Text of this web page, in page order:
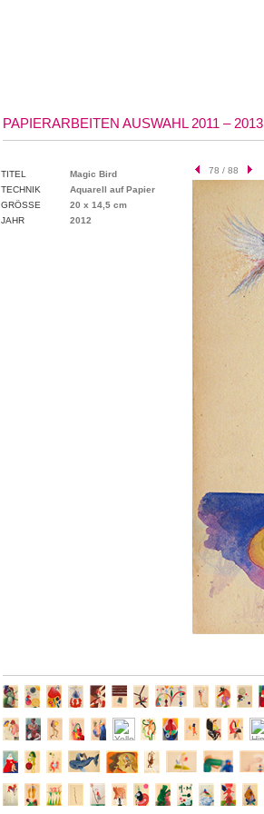
PAPIERARBEITEN AUSWAHL 2011 – 2013
TITEL
Magic Bird
TECHNIK
Aquarell auf Papier
GRÖSSE
20 x 14,5 cm
JAHR
2012
78 / 88